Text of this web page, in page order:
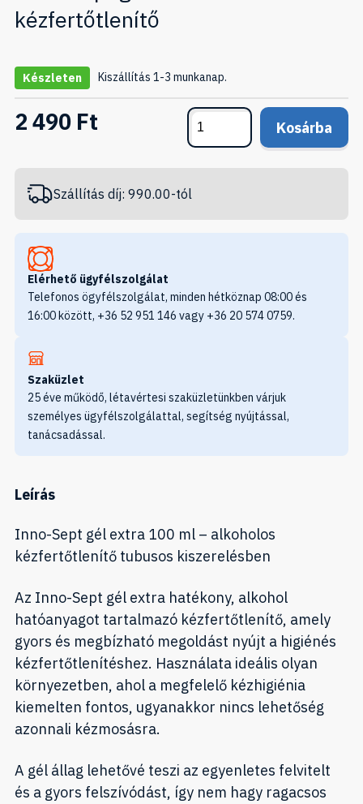
kézfertőtlenítő
Készleten Kiszállítás 1-3 munkanap.
2 490 Ft Kosárba
Szállítás díj: 990.00-tól
Elérhető ügyfélszolgálat
Telefonos ögyfélszolgálat, minden hétköznap 08:00 és
16:00 között, +36 52 951 146 vagy +36 20 574 0759.
Szaküzlet
25 éve működő, létavértesi szaküzletünkben várjuk
személyes ügyfélszolgálattal, segítség nyújtással,
tanácsadással.
Leírás
Inno-Sept gél extra 100 ml – alkoholos
kézfertőtlenítő tubusos kiszerelésben
Az Inno-Sept gél extra hatékony, alkohol
hatóanyagot tartalmazó kézfertőtlenítő, amely
gyors és megbízható megoldást nyújt a higiénés
kézfertőtlenítéshez. Használata ideális olyan
környezetben, ahol a megfelelő kézhigiénia
kiemelten fontos, ugyanakkor nincs lehetőség
azonnali kézmosásra.
A gél állag lehetővé teszi az egyenletes felvitelt
és a gyors felszívódást, így nem hagy ragacsos